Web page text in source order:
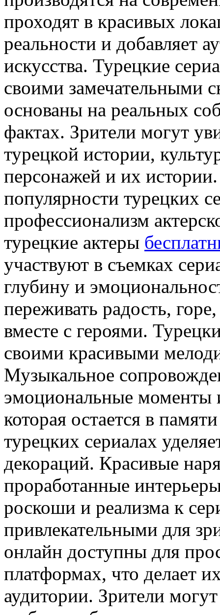
проходят в красивых
реальности и добавляет
искусства. Турецкие
своими замечательными
основаны на реальных
фактах. Зрители могут
турецкой истории,
персонажей и их
популярности турецких
профессионализм
турецкие актеры
участвуют в съемках
глубину и
переживать радость,
вместе с героями.
своими красивыми
Музыкальное
эмоциональные моменты
которая остается в
турецких сериалах
декораций. Красивые
проработанные
роскоши и реализма к
привлекательными для
онлайн доступны для
платформах, что делает
аудитории. Зрители